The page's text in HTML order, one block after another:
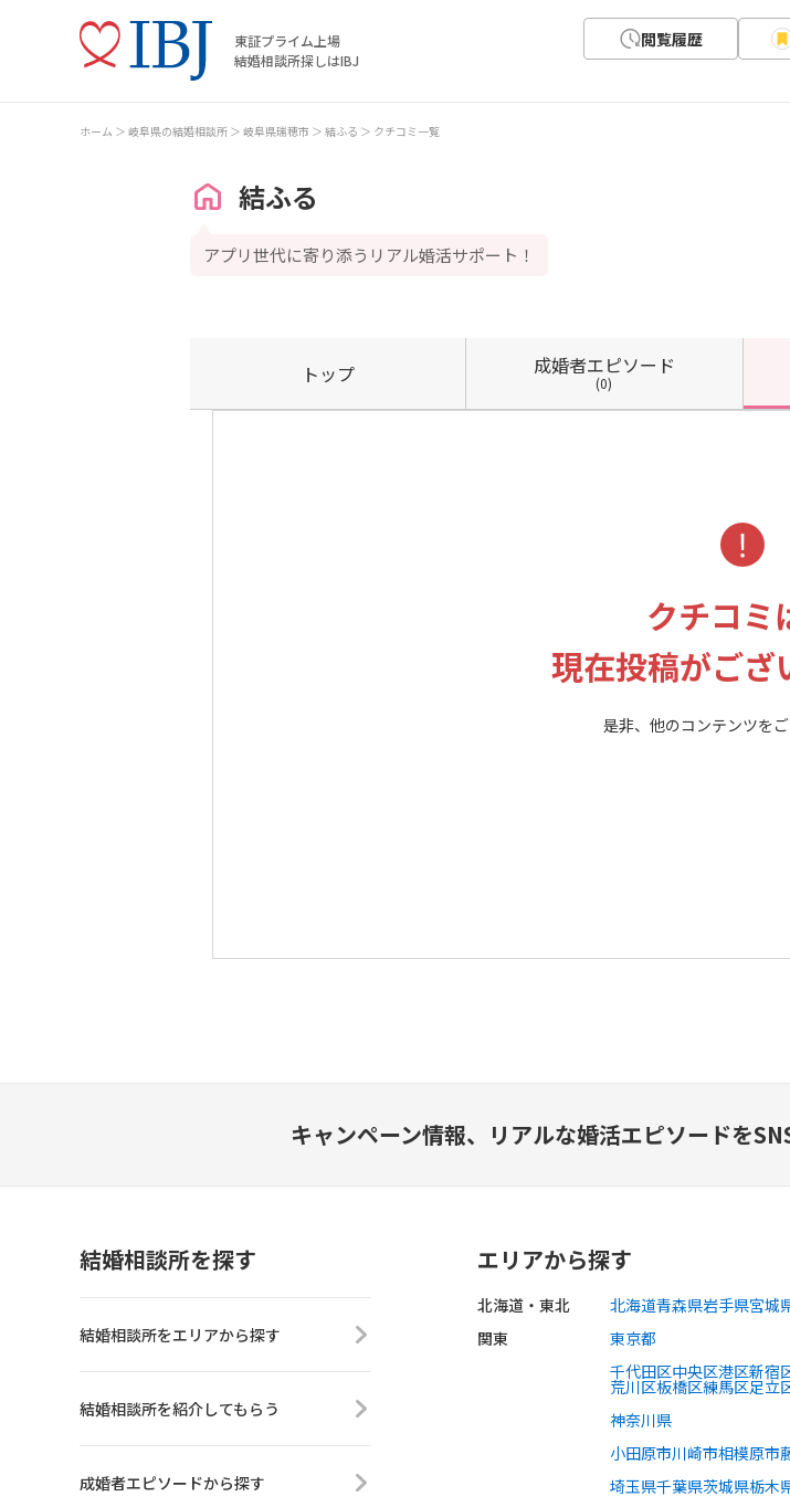
東証プライム上場
結婚相談所探しはIBJ
閲覧履歴
ホーム 岐阜県の結婚相談所 岐阜県瑞穂市 結ふる クチコミ一覧
結ふる
アプリ世代に寄り添うリアル婚活サポート！
トップ 成婚者エピソード
(0)
クチコミ
現在投稿がござ
是非、他のコンテンツをご
キャンペーン情報、 リアルな婚活エピソードを
結婚相談所を探す
結婚相談所をエリアから探す
結婚相談所を紹介してもらう
成婚者エピソードから探す
エリアから探す
北海道・東北 北海道青森県岩手県宮城
関東
東京都
千代田区中央区港区新宿
荒川区板橋区練馬区足立
神奈川県
小田原市川崎市相模原市
埼玉県千葉県茨城県栃木